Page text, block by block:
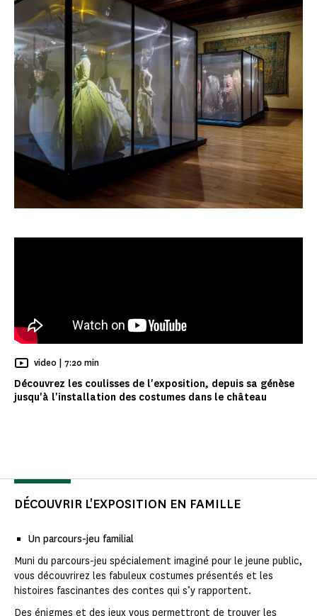
Découvrez les coulisses de l'exposition, depuis sa génèse
jusqu'à l'installation des costumes dans le château
video | Temps de Lecture
7:20 min
DÉCOUVRIR L'EXPOSITION EN FAMILLE
Un parcours-jeu familial
Muni du parcours-jeu spécialement imaginé pour le jeune public,
vous découvrirez les fabuleux costumes présentés et les
histoires fascinantes des contes qui s’y rapportent.
Des énigmes et des jeux vous permettront de trouver les